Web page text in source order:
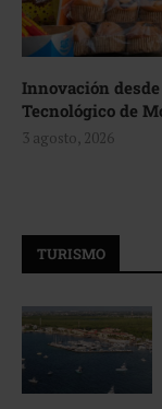
Innovación
Tecnológico de
3 agosto, 2026
TURISMO